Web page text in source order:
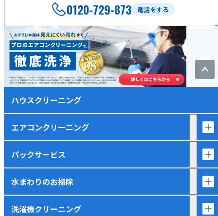
電話をする
0120-729-873
ハウスクリーニング
エアコンクリーニング
パックサービス
水まわりのお掃除
洗濯機クリーニング